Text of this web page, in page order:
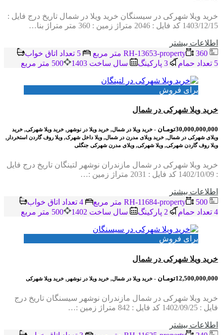
خرید ویلا شهرکی در سیسنگان خرید ویلا در شمال تاریخ درج فایل :
1403/12/15 کد فایل : 2046 متراژ زمین : 360 متر متراژ بنا…
اطلاعات بيشتر
360 متر مربع
5 تعداد حمام
سال ساخت 1403 500 متر مربع
برای فروش
خرید ویلا شهرکی در شمال
30,000,000,000تومـان
- خرید ویلا در شمال, خرید ویلا در نوشهر, خرید ویلا شهرکی, خرید
ویلای شهرکی در شمال, خرید ویلای مدرن در شمال, ویلا داخل شهرک, ویلا روف گاردن استخردار,
ویلا روف گاردن شهرکی, ویلا شهرکی, ویلای مدرن شهرکی جنگلی
خرید ویلا شهرکی در شمال مازندران نوشهر لتینگان تاریخ درج فایل
: 1402/10/09 کد فایل : 2031 متراژ زمین :…
اطلاعات بيشتر
500 متر مربع
4 تعداد حمام
سال ساخت 1402 500 متر مربع
برای فروش
خرید ویلا شهرکی در شمال
12,500,000,000تومـان - خرید ویلا در شمال, خرید ویلا در نوشهر, خرید ویلا شهرکی
خرید ویلا شهرکی در شمال مازندران نوشهر سیسنگان تاریخ درج
فایل : 1402/09/25 کد فایل : 842 متراژ زمین :…
اطلاعات بيشتر